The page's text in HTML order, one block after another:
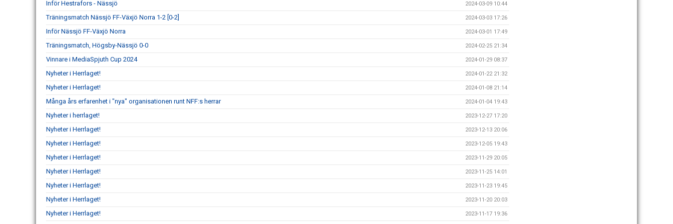
Inför Hestrafors - Nässjö 2024-03-09 10:44
Träningsmatch Nässjö FF-Växjö Norra 1-2 [0-2] 2024-03-03 17:26
Inför Nässjö FF-Växjö Norra 2024-03-01 17:49
Träningsmatch, Högsby-Nässjö 0-0 2024-02-25 21:34
Vinnare i MediaSpjuth Cup 2024 2024-01-29 08:37
Nyheter i Herrlaget! 2024-01-22 21:32
Nyheter i Herrlaget! 2024-01-08 21:14
Många års erfarenhet i "nya" organisationen runt NFF:s herrar 2024-01-04 19:43
Nyheter i herrlaget! 2023-12-27 17:20
Nyheter i Herrlaget! 2023-12-13 20:06
Nyheter i Herrlaget! 2023-12-05 19:43
Nyheter i Herrlaget! 2023-11-29 20:05
Nyheter i Herrlaget! 2023-11-25 14:01
Nyheter i Herrlaget! 2023-11-23 19:45
Nyheter i Herrlaget! 2023-11-20 20:03
Nyheter i Herrlaget! 2023-11-17 19:36